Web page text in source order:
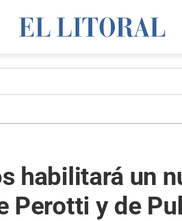
habilitará un
Perotti y de